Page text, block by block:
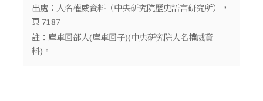
出處： 人名權威資料（中央研究院歷史語言研究所）
，
頁 7187
註： 庫車回部人(庫車回子)(中央研究院人名權威資
料)。